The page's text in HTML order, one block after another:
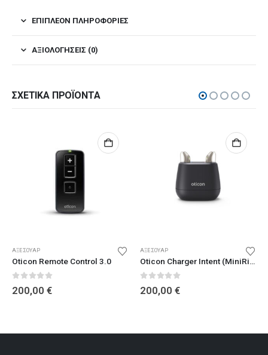
ΕΠΙΠΛΈΟΝ ΠΛΗΡΟΦΟΡΊΕΣ
ΑΞΙΟΛΟΓΉΣΕΙΣ (0)
ΣΧΕΤΙΚΆ ΠΡΟΪΌΝΤΑ
ΑΞΕΣΟΥΆΡ
Oticon Remote Control 3.0
0out of 5
200,00 €
ΑΞΕΣΟΥΆΡ
Oticon Charger Intent (MiniRite)
0out of 5
200,00 €